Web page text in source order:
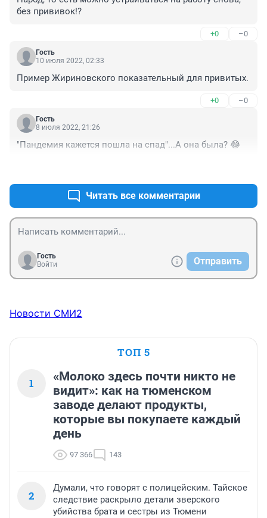
без прививок!?
+0 –0
Гость
10 июля 2022, 02:33
Пример Жириновского показательный для привитых.
+0 –0
Гость
8 июля 2022, 21:26
"Пандемия кажется пошла на спад"...А она была? 😂
Читать все комментарии
Гость
Войти
Отправить
Новости СМИ2
ТОП 5
1
«Молоко здесь почти никто не
видит»: как на тюменском
заводе делают продукты,
которые вы покупаете каждый
день
97 366 143
2
Думали, что говорят с полицейским. Тайское
следствие раскрыло детали зверского
убийства брата и сестры из Тюмени